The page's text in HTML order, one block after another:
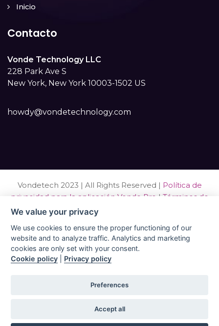
Inicio
Contacto
Vonde Technology LLC
228 Park Ave S
New York, New York 10003-1502 US
howdy@vondetechnology.com
Vondetech 2023 | All Rights Reserved | Política de
privacidad para la aplicación Vonde Pro | Términos de
servicio para la aplicación Vonde Pro
cookies para el sitio web de Vonde Pro|Política de
reembolsos y cancelaciones para la aplicación Vonde
Pro|Acuerdo de procesamiento de datos (DPA) para
We value your privacy
We use cookies to ensure the proper functioning of our
website and to analyze traffic. Analytics and marketing
cookies are only set with your consent.
Cookie policy
Privacy policy
Preferences
Accept all